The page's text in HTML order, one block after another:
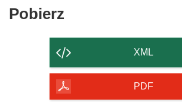
Pobierz
strony
XML
PDF